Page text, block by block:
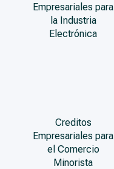
Empresariales para
la Industria
Electrónica
Creditos
Empresariales para
el Comercio
Minorista